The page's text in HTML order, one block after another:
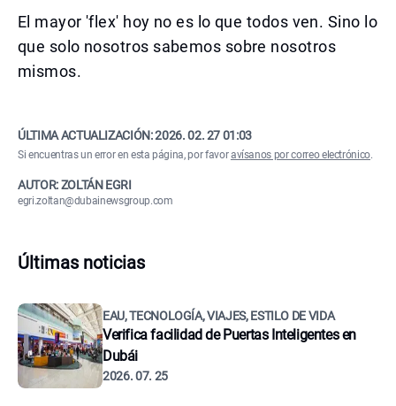
El mayor 'flex' hoy no es lo que todos ven. Sino lo
que solo nosotros sabemos sobre nosotros
mismos.
ÚLTIMA ACTUALIZACIÓN:2026. 02. 27 01:03
Si encuentras un error en esta página, por favoravísanos por correo electrónico.
AUTOR: ZOLTÁN EGRI
egri.zoltan@dubainewsgroup.com
Últimas noticias
EAU, TECNOLOGÍA, VIAJES, ESTILO DE VIDA
Verifica facilidad de Puertas Inteligentes en
Dubái
2026. 07. 25